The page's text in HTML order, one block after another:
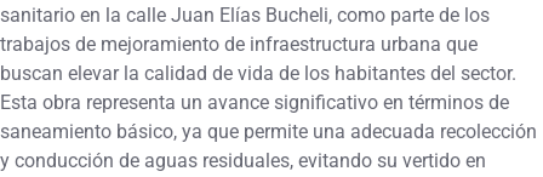
sanitario en la calle Juan Elías Bucheli, como parte de los
trabajos de mejoramiento de infraestructura urbana que
buscan elevar la calidad de vida de los habitantes del sector.
Esta obra representa un avance significativo en términos de
saneamiento básico, ya que permite una adecuada recolección
y conducción de aguas residuales, evitando su vertido en